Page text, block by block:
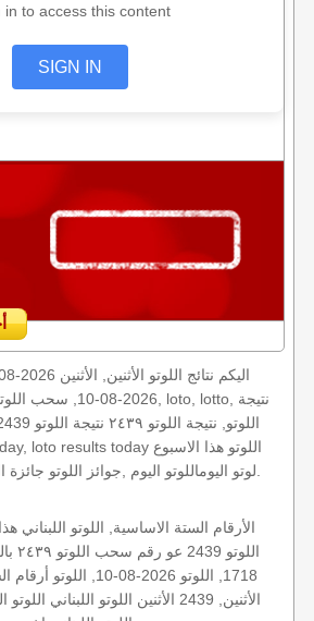
in to access this content
SIGN IN
أخر سحب
الأرقام الستة الاساسية, اللوتو اللبناني